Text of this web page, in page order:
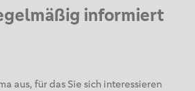
informiert
aus, für das Sie sich interessieren